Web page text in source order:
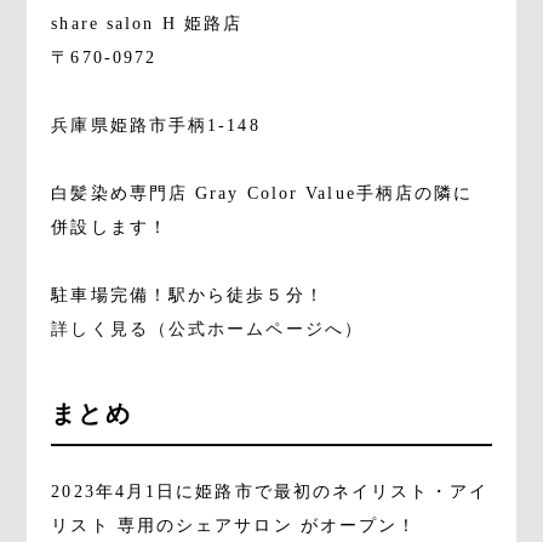
share salon H 姫路店
〒670-0972
兵庫県姫路市手柄1-148
白髪染め専門店 Gray Color Value手柄店の隣に
併設します！
駐車場完備！駅から徒歩５分！
詳しく見る（公式ホームページへ）
まとめ
2023年4月1日に姫路市で最初のネイリスト・アイ
リスト 専用のシェアサロン がオープン！